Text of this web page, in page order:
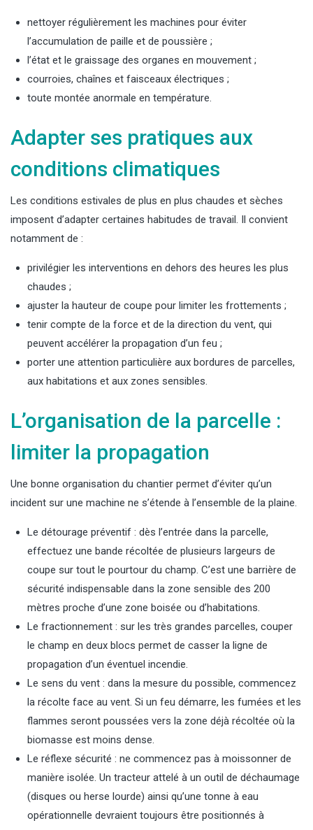
nettoyer régulièrement les machines pour éviter
l’accumulation de paille et de poussière ;
l’état et le graissage des organes en mouvement ;
courroies, chaînes et faisceaux électriques ;
toute montée anormale en température.
Adapter ses pratiques aux
conditions climatiques
Les conditions estivales de plus en plus chaudes et sèches
imposent d’adapter certaines habitudes de travail. Il convient
notamment de :
privilégier les interventions en dehors des heures les plus
chaudes ;
ajuster la hauteur de coupe pour limiter les frottements ;
tenir compte de la force et de la direction du vent, qui
peuvent accélérer la propagation d’un feu ;
porter une attention particulière aux bordures de parcelles,
aux habitations et aux zones sensibles.
L’organisation de la parcelle :
limiter la propagation
Une bonne organisation du chantier permet d’éviter qu’un
incident sur une machine ne s’étende à l’ensemble de la plaine.
Le détourage préventif : dès l’entrée dans la parcelle,
effectuez une bande récoltée de plusieurs largeurs de
coupe sur tout le pourtour du champ. C’est une barrière de
sécurité indispensable dans la zone sensible des 200
mètres proche d’une zone boisée ou d’habitations.
Le fractionnement : sur les très grandes parcelles, couper
le champ en deux blocs permet de casser la ligne de
propagation d’un éventuel incendie.
Le sens du vent : dans la mesure du possible, commencez
la récolte face au vent. Si un feu démarre, les fumées et les
flammes seront poussées vers la zone déjà récoltée où la
biomasse est moins dense.
Le réflexe sécurité : ne commencez pas à moissonner de
manière isolée. Un tracteur attelé à un outil de déchaumage
(disques ou herse lourde) ainsi qu’une tonne à eau
opérationnelle devraient toujours être positionnés à